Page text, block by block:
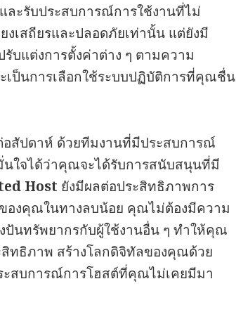
ละรับประสบการณ์การใช้งานที่ไม่
งเสถียรและปลอดภัยเท่านั้น แต่ยังมี
แต่งการตั้งค่าต่าง ๆ ตามความ
เป็นการเลือกใช้ระบบปฏิบัติการที่คุณชื่น
อสัปดาห์ ด้วยทีมงานที่มีประสบการณ์
ใจได้ว่าคุณจะได้รับการสนับสนุนที่มี
Host ยังมีผลต่อประสิทธิภาพการ
องคุณในทางลบน้อย คุณไม่ต้องมีความ
ปันทรัพยากรกับผู้ใช้งานอื่น ๆ ทำให้คุณ
สิทธิภาพ สร้างโลกดิจิทัลของคุณด้วย
ะสบการณ์การโฮสต์ที่คุณไม่เคยมีมา